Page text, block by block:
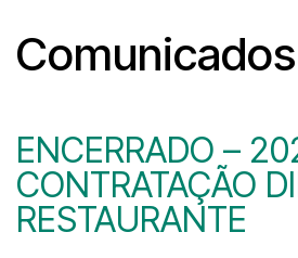
Comunicados
ENCERRADO –
CONTRATAÇÃO
RESTAURANTE